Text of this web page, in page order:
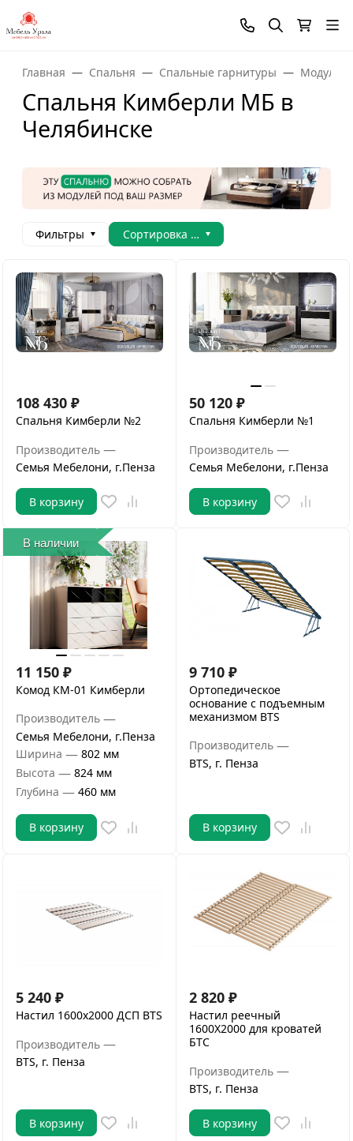
Главная Спальня Спальные гарнитуры
Спальня Кимберли МБ в
Челябинске
Фильтры Сортировка товаров
108 430 ₽
Спальня Кимберли №2
Производитель —
Семья Мебелони, г.Пенза
В корзину
50 120 ₽
Спальня Кимберли №1
Производитель —
Семья Мебелони, г.Пенза
В корзину
В наличии
11 150 ₽
Комод КМ-01 Кимберли
Производитель —
Семья Мебелони, г.Пенза
Ширина — 802 мм
Высота — 824 мм
Глубина — 460 мм
В корзину
9 710 ₽
Ортопедическое
основание с подъемным
механизмом BTS
Производитель —
BTS, г. Пенза
В корзину
5 240 ₽
Настил 1600х2000 ДСП BTS
Производитель —
BTS, г. Пенза
В корзину
2 820 ₽
Настил реечный
1600Х2000 для кроватей
БТС
Производитель —
BTS, г. Пенза
В корзину